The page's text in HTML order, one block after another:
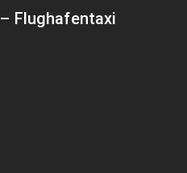
– Flughafentaxi